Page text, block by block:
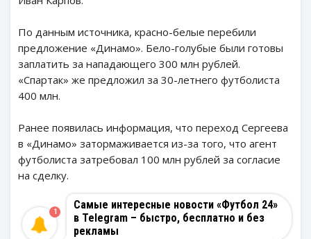
По данным источника, красно-белые перебили
предложение «Динамо». Бело-голубые были готовы
заплатить за нападающего 300 млн рублей.
«Спартак» же предложил за 30-летнего футболиста
400 млн.
Ранее появилась информация, что переход Сергеева
в «Динамо» затормаживается из-за того, что агент
футболиста затребовал 100 млн рублей за согласие
на сделку.
Самые интересные новости «Футбол 24»
в Telegram – быстро, бесплатно и без
рекламы
1